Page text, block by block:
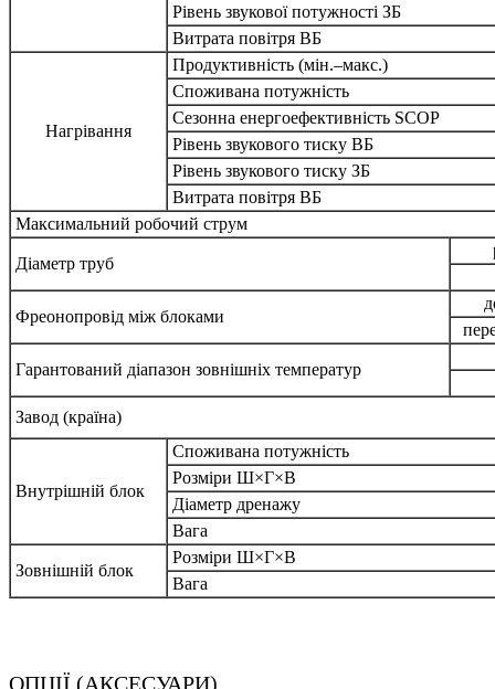
Рівень звукової потужності ЗБ
Витрата повітря ВБ
Нагрівання
Продуктивність (мін.–макс.)
Споживана потужність
Сезонна енергоефективність SCOP
Рівень звукового тиску ВБ
Рівень звукового тиску ЗБ
Витрата повітря ВБ
Максимальний робочий струм
Діаметр труб
Фреонопровід між блоками
Гарантований діапазон зовнішніх температур
Завод (країна)
Внутрішній блок
Споживана потужність
Розміри Ш×Г×В
Діаметр дренажу
Вага
Зовнішній блок
Розміри Ш×Г×В
Вага
ОПЦІЇ (АКСЕСУАРИ)